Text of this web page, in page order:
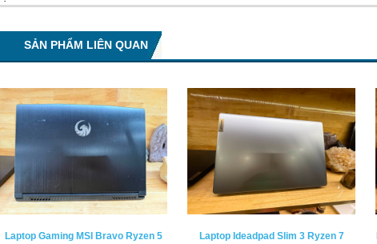
SẢN PHẨM LIÊN QUAN
Laptop Gaming MSI Bravo Ryzen 5
Laptop Ideadpad Slim 3 Ryzen 7